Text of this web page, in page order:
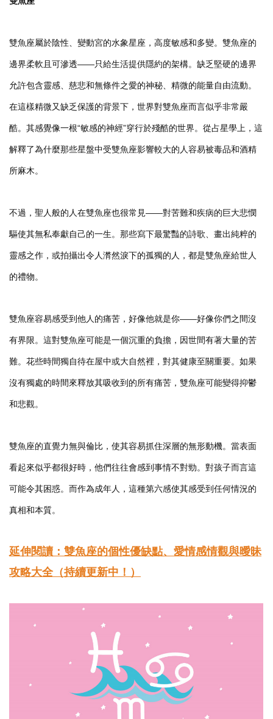
雙魚座屬於陰性、變動宮的水象星座，高度敏感和多變。雙魚座的
邊界柔軟且可滲透——只給生活提供隱約的架構。缺乏堅硬的邊界
允許包含靈感、慈悲和無條件之愛的神秘、精微的能量自由流動。
在這樣精微又缺乏保護的背景下，世界對雙魚座而言似乎非常嚴
酷。其感覺像一根“敏感的神經”穿行於殘酷的世界。從占星學上，這
解釋了為什麼那些星盤中受雙魚座影響較大的人容易被毒品和酒精
所麻木。
不過，聖人般的人在雙魚座也很常見——對苦難和疾病的巨大悲憫
驅使其無私奉獻自己的一生。那些寫下最驚豔的詩歌、畫出純粹的
靈感之作，或拍攝出令人潸然淚下的孤獨的人，都是雙魚座給世人
的禮物。
雙魚座容易感受到他人的痛苦，好像他就是你——好像你們之間沒
有界限。這對雙魚座可能是一個沉重的負擔，因世間有著大量的苦
難。花些時間獨自待在屋中或大自然裡，對其健康至關重要。如果
沒有獨處的時間來釋放其吸收到的所有痛苦，雙魚座可能變得抑鬱
和悲觀。
雙魚座的直覺力無與倫比，使其容易抓住深層的無形動機。當表面
看起來似乎都很好時，他們往往會感到事情不對勁。對孩子而言這
可能令其困惑。而作為成年人，這種第六感使其感受到任何情況的
真相和本質。
延伸閱讀：雙魚座的個性優缺點、愛情感情觀與曖昧
攻略大全（持續更新中！）